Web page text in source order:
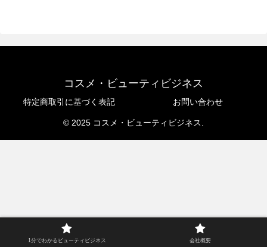
コスメ・ビューティビジネス
特定商取引に基づく表記 お問い合わせ
© 2025 コスメ・ビューティビジネス.
1分でわかるビューティビジネス 会社概要